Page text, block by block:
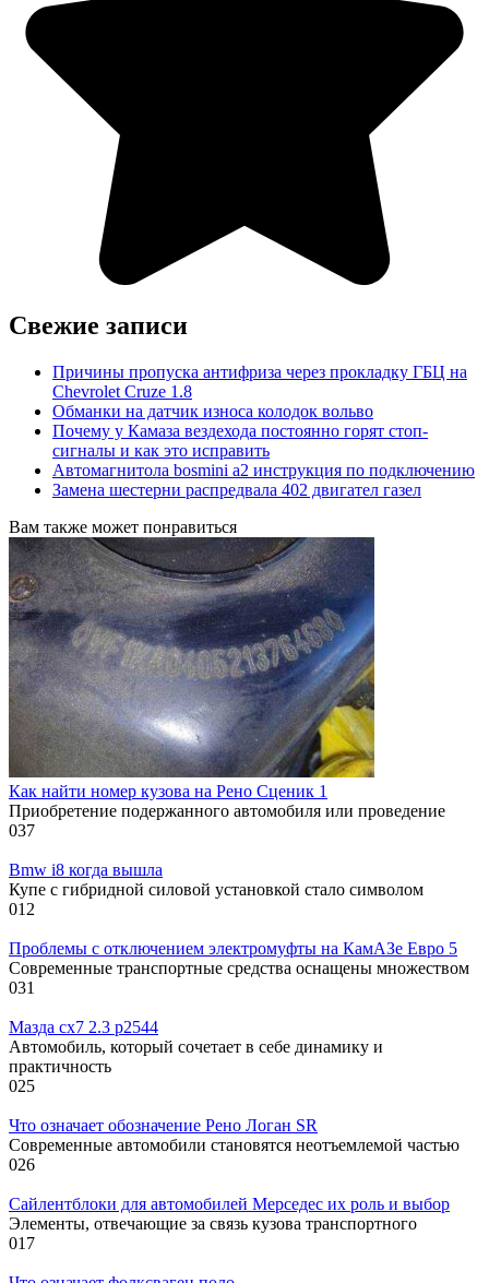
Свежие записи
Причины пропуска антифриза через прокладку ГБЦ на
Chevrolet Cruze 1.8
Обманки на датчик износа колодок вольво
Почему у Камаза вездехода постоянно горят стоп-
сигналы и как это исправить
Автомагнитола bosmini а2 инструкция по подключению
Замена шестерни распредвала 402 двигател газел
Вам также может понравиться
Как найти номер кузова на Рено Сценик 1
Приобретение подержанного автомобиля или проведение
037
Bmw i8 когда вышла
Купе с гибридной силовой установкой стало символом
012
Проблемы с отключением электромуфты на КамАЗе Евро 5
Современные транспортные средства оснащены множеством
031
Мазда сх7 2.3 р2544
Автомобиль, который сочетает в себе динамику и
практичность
025
Что означает обозначение Рено Логан SR
Современные автомобили становятся неотъемлемой частью
026
Сайлентблоки для автомобилей Мерседес их роль и выбор
Элементы, отвечающие за связь кузова транспортного
017